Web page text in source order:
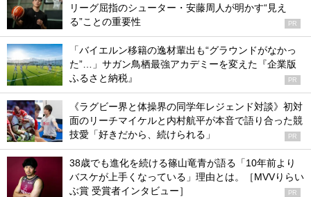
リーグ屈指のシューター・安藤周人が明かす“見え
る”ことの重要性
PR
「バイエルン移籍の逸材輩出も“グラウンドがなかっ
た”…」サガン鳥栖最強アカデミーを変えた『企業版
ふるさと納税』
PR
《ラグビー界と体操界の同学年レジェンド対談》初対
面のリーチマイケルと内村航平が本音で語り合った競
技愛「好きだから、続けられる」
PR
38歳でも進化を続ける篠山竜青が語る「10年前より
バスケが上手くなっている」理由とは。［MVVりらい
ぶ賞 受賞者インタビュー］
PR